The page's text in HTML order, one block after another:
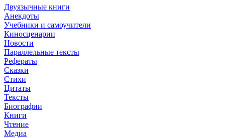
Двуязычные книги
Анекдоты
Учебники и самоучители
Киносценарии
Новости
Параллельные тексты
Рефераты
Сказки
Стихи
Цитаты
Тексты
Биографии
Книги
Чтение
Медиа